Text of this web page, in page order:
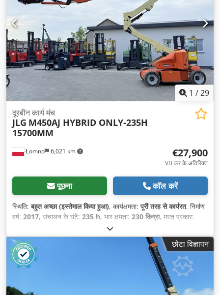
1 /29
Łomno 6,021 km
दूरबीन कार्य मंच
JLG M450AJ HYBRID ONLY-235H
15700MM
€27,900
VB कर के अतिरिक्त
पूछना कॉल करें
स्थिति:बहुत अच्छा (इस्तेमाल किया हुआ), कार्यक्षमता:पूरी तरह से कार्यरत, निर्माण
वर्ष: 2017, संचालन के घंटे: 235 h, भार क्षमता: 230 किग्रा, मस्त प्रकार:
, उठाने की शक्ति:
प्लेटफार्म की लंबाई:760 मिमी, प्लेटफार्म चौड़ाई:1,550 मिमी, कुल वजन:7,112
किग्रा, खाली वजन: 6,500 मिमी, परिवहन चौड़ाई:
1,700 मिमी
, निर्माण ऊँचाई:1,980 मिमी, ईंधन का
प्रकार:
, टायर का आकार:240X55 D17,5
100 प्रतिशत, व्हीलबेस:
2,050 मिमी
छोटा विज्ञापन